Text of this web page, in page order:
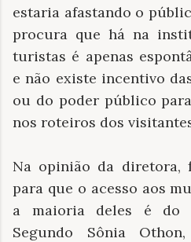
estaria afastando o
procura que há na
turistas é apenas
e não existe incentivo
ou do poder público
nos roteiros dos
Na opinião da diretora,
para que o acesso aos
a maioria deles é do
Segundo Sônia